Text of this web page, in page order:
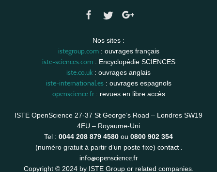
Nos sites :
istegroup.com: ouvrages français
iste-sciences.com: Encyclopédie SCIENCES
iste.co.uk : ouvrages anglais
iste-international.es: ouvrages espagnols
openscience.fr: revues en libre accès
ISTE OpenScience 27-37 St George’s Road – Londres SW19
4EU – Royaume-Uni
Tel : 0044 208 879 4580 ou 0800 902 354
(numéro gratuit à partir d’un poste fixe) contact :
info@openscience.fr
Copyright © 2024 by ISTE Group or related companies.